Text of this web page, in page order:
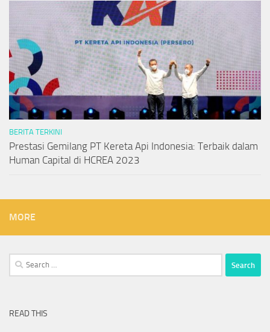
BERITA TERKINI
Prestasi Gemilang PT Kereta Api Indonesia: Terbaik dalam
Human Capital di HCREA 2023
MORE
Search
for:
READ THIS